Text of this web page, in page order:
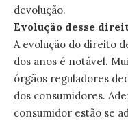
devolução.
Evolução desse
A evolução do direito
dos anos é notável.
órgãos reguladores
dos consumidores.
consumidor estão se